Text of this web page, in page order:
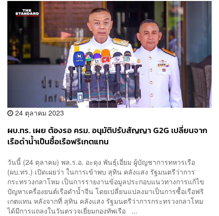
24 ตุลาคม 2023
ผบ.ทร. เผย ต้องรอ ครม. อนุมัติปรับสัญญา G2G เปลี่ยนจาก
เรือดำน้ำเป็นซื้อเรือฟริเกตแทน
วันนี้ (24 ตุลาคม) พล.ร.อ. อะดุง พันธุ์เอี่ยม ผู้บัญชาการทหารเรือ
(ผบ.ทร.) เปิดเผยว่า ในการเข้าพบ สุทิน คลังแสง รัฐมนตรีว่าการ
กระทรวงกลาโหม เป็นการรายงานข้อมูลประกอบแนวทางการแก้ไข
ปัญหาเครื่องยนต์เรือดำน้ำจีน โดยเปลี่ยนแปลงมาเป็นการซื้อเรือฟริ
เกตแทน หลังจากที่ สุทิน คลังแสง รัฐมนตรีว่าการกระทรวงกลาโหม
ได้มีการแถลงในวันตรวจเยี่ยมกองทัพเรือ ...